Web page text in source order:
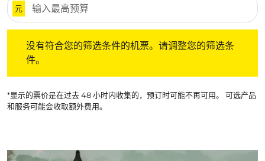
元
没有符合您的筛选条件的机票。请调整您的筛选条
件。
*显示的票价是在过去 48 小时内收集的，预订时可能不再可用。 可选产品
和服务可能会收取额外费用。